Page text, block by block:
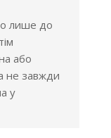
лише до
або
не завжди
у